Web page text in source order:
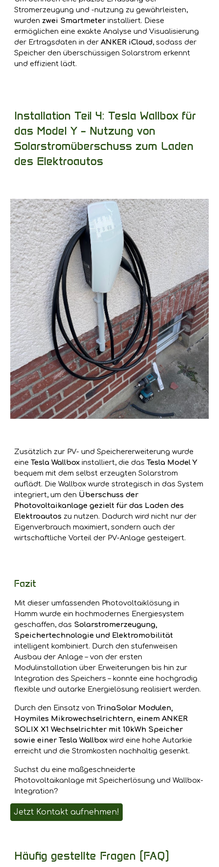
Stromerzeugung und -nutzung zu gewährleisten,
wurden zwei Smartmeterinstalliert. Diese
ermöglichen eine exakte Analyse und Visualisierung
der Ertragsdaten in derANKER iCloud, sodass der
Speicher den überschüssigen Solarstrom erkennt
und effizient lädt.
Installation Teil 4: Tesla Wallbox für
das Model Y – Nutzung von
Solarstromüberschuss zum Laden
des Elektroautos
Zusätzlich zur PV- und Speichererweiterung wurde
eineTesla Wallbox installiert, die dasTesla Model Y
bequem mit dem selbst erzeugten Solarstrom
auflädt. Die Wallbox wurde strategisch in das System
integriert, um den Überschuss der
Photovoltaikanlage gezielt für das Laden des
Elektroautos zu nutzen. Dadurch wird nicht nur der
Eigenverbrauch maximiert, sondern auch der
wirtschaftliche Vorteil der PV-Anlage gesteigert.
Fazit
Mit dieser umfassenden Photovoltaiklösung in
Hamm wurde ein hochmodernes Energiesystem
geschaffen, das Solarstromerzeugung,
Speichertechnologie und Elektromobilität
intelligent kombiniert. Durch den stufenweisen
Ausbau der Anlage – von der ersten
Modulinstallation über Erweiterungen bis hin zur
Integration des Speichers – konnte eine hochgradig
flexible und autarke Energielösung realisiert werden.
Durch den Einsatz vonTrinaSolar Modulen,
Hoymiles Mikrowechselrichtern, einem ANKER
SOLIX X1 Wechselrichter mit 10kWh Speicher
sowie einer Tesla Wallbox wird eine hohe Autarkie
erreicht und die Stromkosten nachhaltig gesenkt.
Suchst du eine maßgeschneiderte
Photovoltaikanlage mit Speicherlösung und Wallbox-
Integration?
Jetzt Kontakt aufnehmen!
Häufig gestellte Fragen (FAQ)